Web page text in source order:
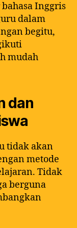
Inggris
dalam
begitu,
mudah
dan
tidak akan
metode
Tidak
berguna